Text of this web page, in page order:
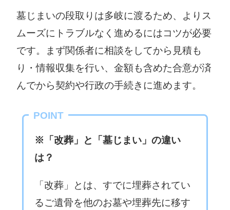
墓じまいの段取りは多岐に渡るため、よりス
ムーズにトラブルなく進めるにはコツが必要
です。まず関係者に相談をしてから見積も
り・情報収集を行い、金額も含めた合意が済
んでから契約や行政の手続きに進めます。
POINT
※「改葬」と「墓じまい」の違い
は？
「改葬」とは、すでに埋葬されてい
るご遺骨を他のお墓や埋葬先に移す